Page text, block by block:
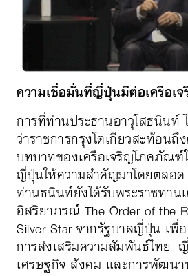
ความเชื่อมั่นที่ญี่ปุ่นมีต่อเครือเ
การที่ท่านประธานอาวุโสธนินท์
ว่าราชการกรุงโตเกียวสะท้อนถึ
บทบาทของเครือเจริญโภคภัณ
ญี่ปุ่นให้ความสำคัญมาโดยตลอด
ท่านธนินท์ยังได้รับพระราชทาน
อิสริยาภรณ์ The Order of the
Silver Star จากรัฐบาลญี่ปุ่น เ
การส่งเสริมความสัมพันธ์ไทย–
เศรษฐกิจ สังคม และการพัฒน